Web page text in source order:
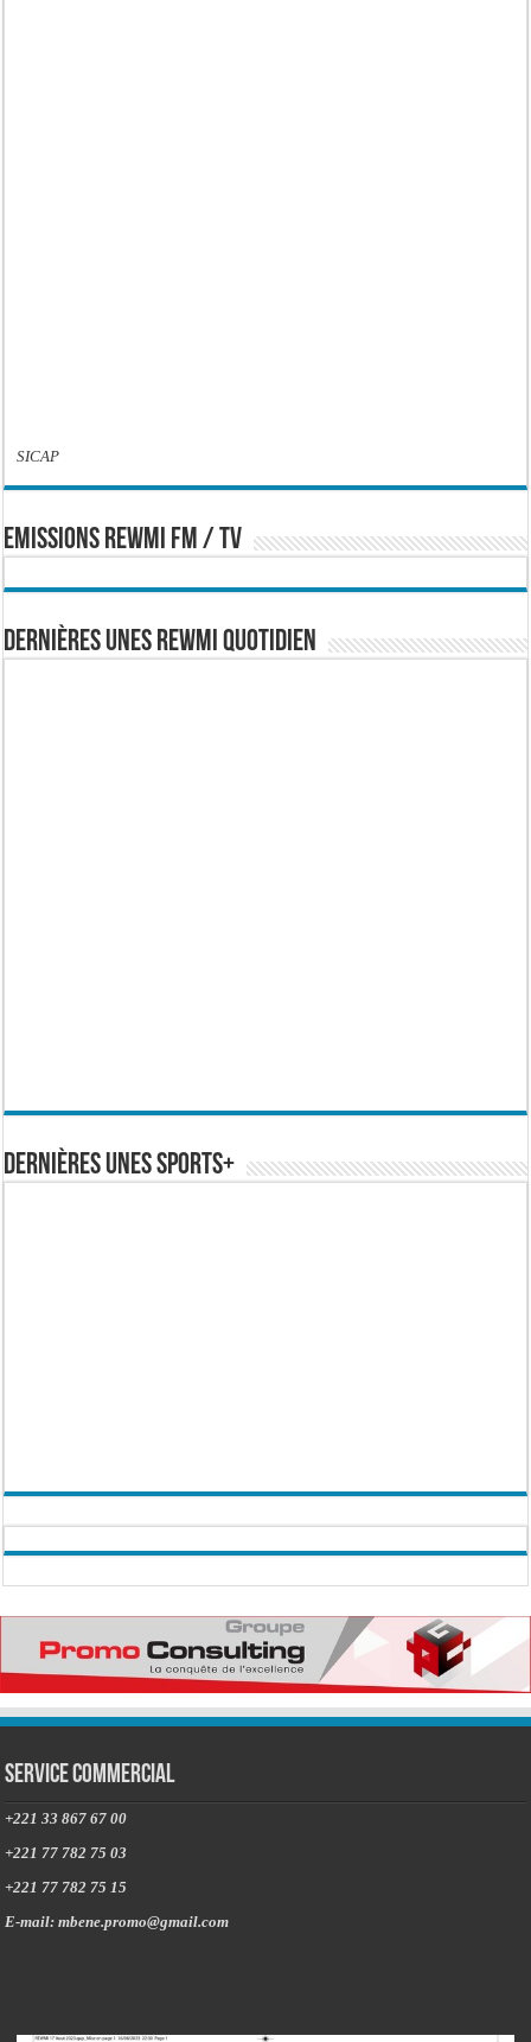
SICAP
EMISSIONS REWMI FM / TV
Dernières Unes Rewmi Quotidien
Dernières Unes Sports+
Service commercial
+221 33 867 67 00
+221 77 782 75 03
+221 77 782 75 15
E-mail: mbene.promo@gmail.com